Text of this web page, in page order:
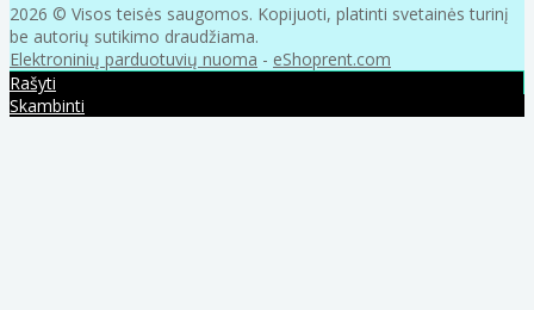
2026 © Visos teisės saugomos. Kopijuoti, platinti svetainės turinį
be autorių sutikimo draudžiama.
Elektroninių parduotuvių nuoma - eShoprent.com
Rašyti
Skambinti